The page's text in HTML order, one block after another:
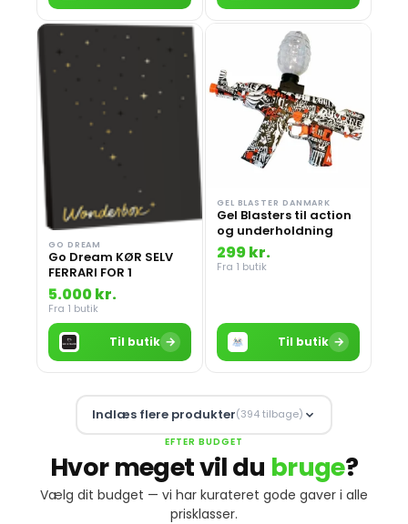
GO DREAM
Go Dream KØR SELV
FERRARI FOR 1
5.000 kr.
Fra 1 butik
Til butik →
GEL BLASTER DANMARK
Gel Blasters til action
og underholdning
299 kr.
Fra 1 butik
Til butik →
Indlæs flere produkter(394 tilbage)
EFTER BUDGET
Hvor meget vil du bruge?
Vælg dit budget — vi har kurateret gode gaver i alle
prisklasser.